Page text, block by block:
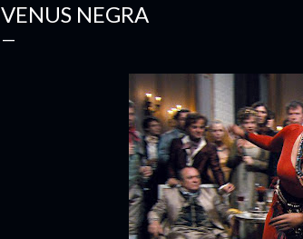
VENUS NEGRA